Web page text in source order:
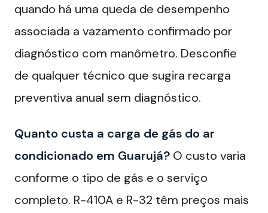
quando há uma queda de desempenho
associada a vazamento confirmado por
diagnóstico com manômetro. Desconfie
de qualquer técnico que sugira recarga
preventiva anual sem diagnóstico.
Quanto custa a carga de gás do ar
condicionado em Guarujá? O custo varia
conforme o tipo de gás e o serviço
completo. R-410A e R-32 têm preços mais